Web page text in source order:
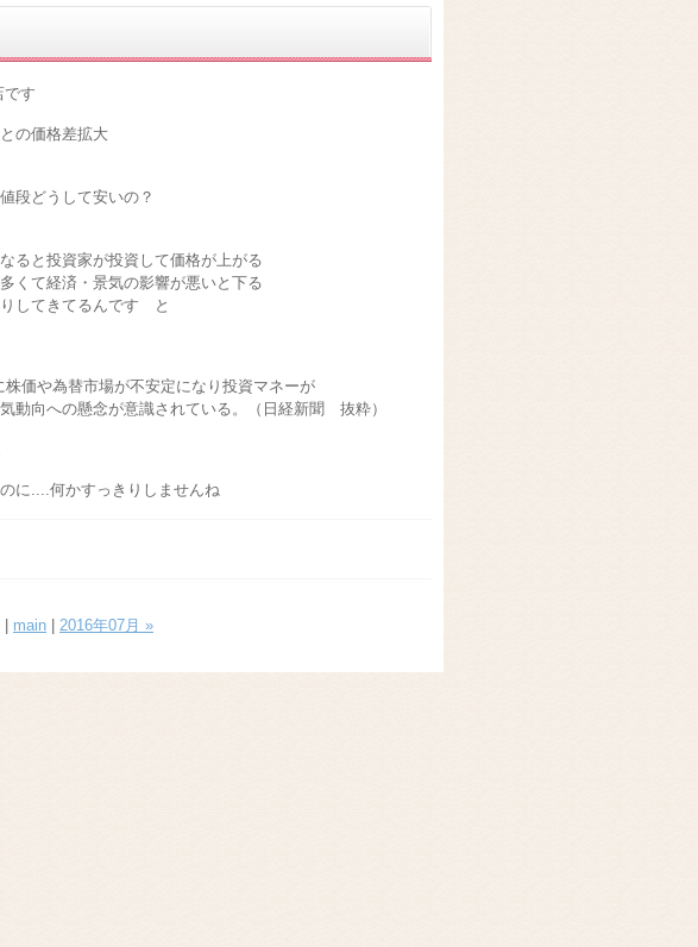
す
の価格差拡大
段どうして安いの？
と投資家が投資して価格が上がる
くて経済・景気の影響が悪いと下る
してきてるんです と
価や為替市場が不安定になり投資マネーが
向への懸念が意識されている。（日経新聞 抜粋）
に....何かすっきりしませんね
main 2016年07月 »